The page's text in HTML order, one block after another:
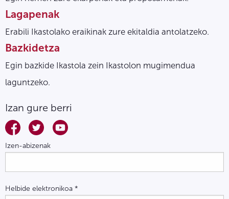
Lagapenak
Erabili Ikastolako eraikinak zure ekitaldia antolatzeko.
Bazkidetza
Egin bazkide Ikastola zein Ikastolon mugimendua
laguntzeko.
Izan gure berri
Izen-abizenak
Helbide elektronikoa *